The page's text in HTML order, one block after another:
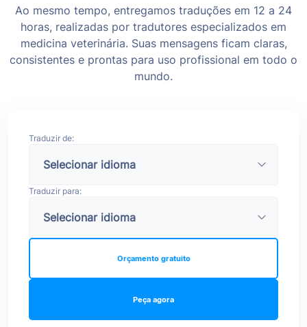
Ao mesmo tempo, entregamos traduções em 12 a 24
horas, realizadas por tradutores especializados em
medicina veterinária. Suas mensagens ficam claras,
consistentes e prontas para uso profissional em todo o
mundo.
Traduzir de:
Traduzir para:
Peça agora
Orçamento gratuito